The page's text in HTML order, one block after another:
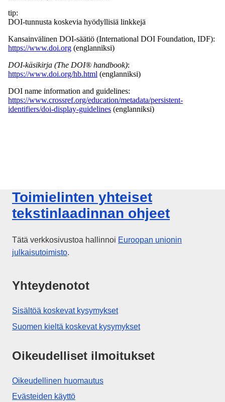
Toimielinten yhteiset
tekstinlaadinnan ohjeet
Tätä verkkosivustoa hallinnoi Euroopan unionin
julkaisutoimisto.
Yhteydenotot
Sisältöä koskevat kysymykset
Suomen kieltä koskevat kysymykset
Oikeudelliset ilmoitukset
Oikeudellinen huomautus
Evästeiden käyttö